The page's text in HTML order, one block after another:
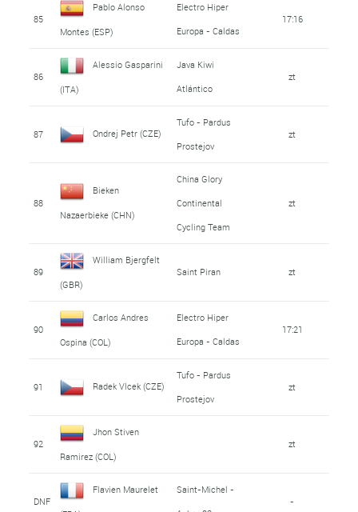
85
Pablo Alonso
Montes (ESP)
Electro Hiper
Europa - Caldas
17:16
86
Alessio Gasparini
(ITA)
Java Kiwi
Atlántico
zt
87 Ondrej Petr (CZE)
Tufo - Pardus
Prostejov
zt
88
Bieken
Nazaerbieke (CHN)
China Glory
Continental
Cycling Team
zt
89
William Bjergfelt
(GBR)
Saint Piran zt
90
Carlos Andres
Ospina (COL)
Electro Hiper
Europa - Caldas
17:21
91 Radek Vlcek (CZE)
Tufo - Pardus
Prostejov
zt
92
Jhon Stiven
Ramirez (COL)
zt
DNF
Flavien Maurelet
Saint-Michel -
-